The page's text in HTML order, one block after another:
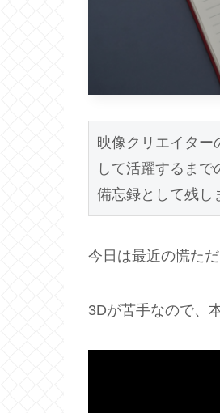
映像クリエイタ
して活躍するまで
備忘録として残し
今日は最近の慌た
3Dが苦手なので、